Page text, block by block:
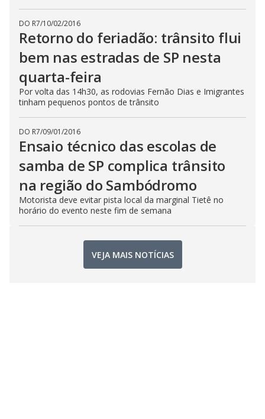
DO R7/10/02/2016
Retorno do feriadão: trânsito flui
bem nas estradas de SP nesta
quarta-feira
Por volta das 14h30, as rodovias Fernão Dias e Imigrantes
tinham pequenos pontos de trânsito
DO R7/09/01/2016
Ensaio técnico das escolas de
samba de SP complica trânsito
na região do Sambódromo
Motorista deve evitar pista local da marginal Tietê no
horário do evento neste fim de semana
VEJA MAIS NOTÍCIAS